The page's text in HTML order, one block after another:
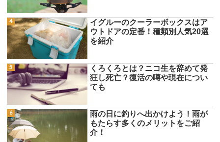
イグルーのクーラーボックスはア
ウトドアの定番！種類別人気20選
を紹介
くろくろとは？ニコ生を辞めて発
狂し死亡？復活の噂や現在につい
ても
雨の日に釣りへ出かけよう！雨が
もたらす多くのメリットをご紹
介！